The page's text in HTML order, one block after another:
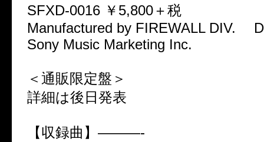
SFXD-0016 ￥5,800＋税
Manufactured by FIREWALL DIV.
Sony Music Marketing Inc.
＜通販限定盤＞
詳細は後日発表
【収録曲】———-